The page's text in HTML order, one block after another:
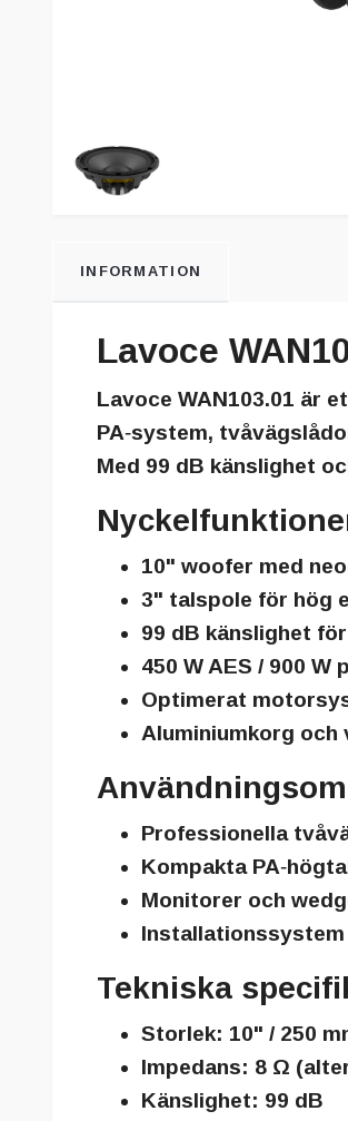
INFORMATION
Lavoce
Lavoce WAN103.01 är
PA‑system,
Med 99 dB känslighet
10" woofer med
3" talspole för hög
99 dB känslighet
450 W AES / 900 W
Optimerat
Aluminiumkorg
Professionella
Kompakta
Monitorer och
Installationssystem
Tekniska
Storlek: 10" / 250
Impedans: 8 Ω
Känslighet: 99 dB